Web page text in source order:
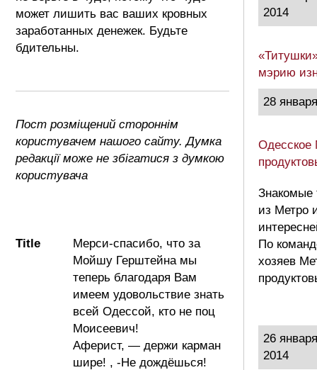
может лишить вас ваших кровных
заработанных денежек. Будьте
бдительны.
Пост розміщений стороннім
користувачем нашого сайту. Думка
редакції може не збігатися з думкою
користувача
Title
Мерси-спасибо, что за
Мойшу Герштейна мы
теперь благодаря Вам
имеем удовольствие знать
всей Одессой, кто не поц
Моисеевич!
Аферист, — держи карман
шире! , -Не дождёшься!
2014
мэрию
28
Одесское
Знакомые
из Метро
По
хозяев
26 января
2014